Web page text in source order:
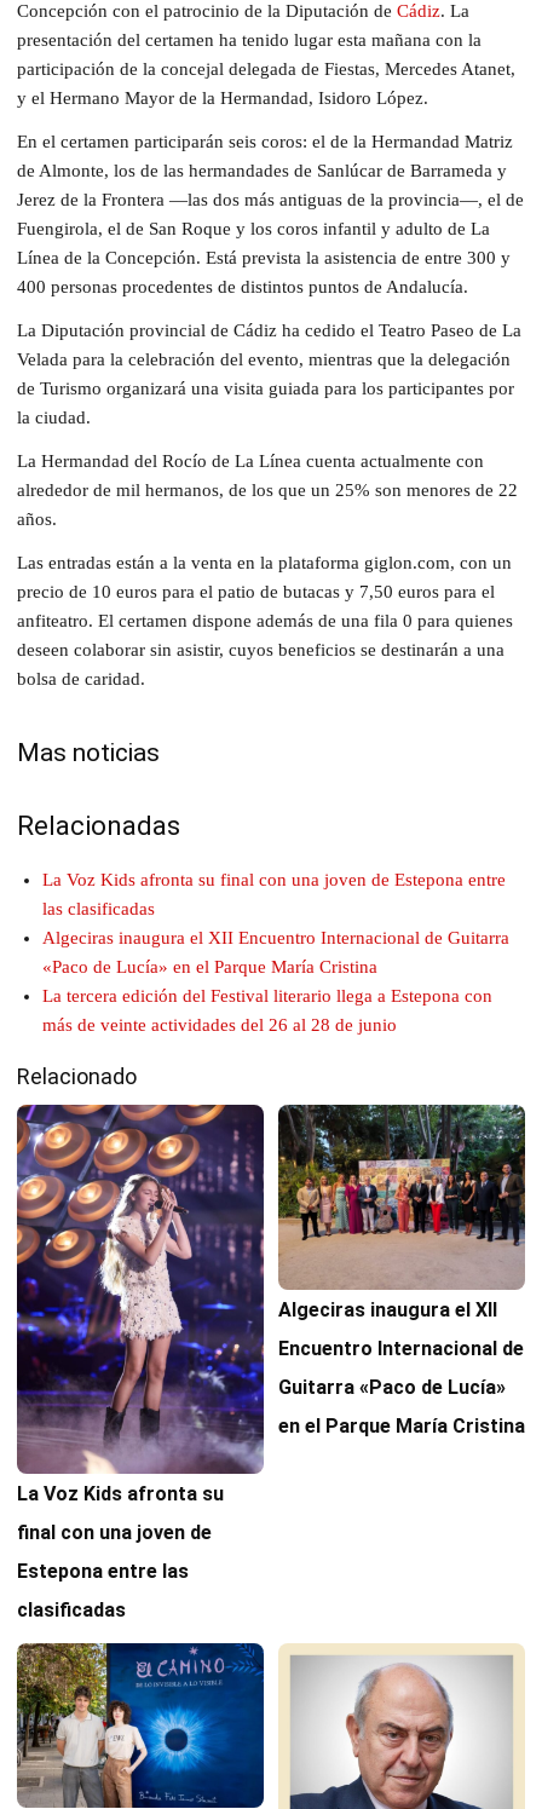
Concepción con el patrocinio de la Diputación de Cádiz. La
presentación del certamen ha tenido lugar esta mañana con la
participación de la concejal delegada de Fiestas, Mercedes Atanet,
y el Hermano Mayor de la Hermandad, Isidoro López.
En el certamen participarán seis coros: el de la Hermandad Matriz
de Almonte, los de las hermandades de Sanlúcar de Barrameda y
Jerez de la Frontera —las dos más antiguas de la provincia—, el de
Fuengirola, el de San Roque y los coros infantil y adulto de La
Línea de la Concepción. Está prevista la asistencia de entre 300 y
400 personas procedentes de distintos puntos de Andalucía.
La Diputación provincial de Cádiz ha cedido el Teatro Paseo de La
Velada para la celebración del evento, mientras que la delegación
de Turismo organizará una visita guiada para los participantes por
la ciudad.
La Hermandad del Rocío de La Línea cuenta actualmente con
alrededor de mil hermanos, de los que un 25% son menores de 22
años.
Las entradas están a la venta en la plataforma giglon.com, con un
precio de 10 euros para el patio de butacas y 7,50 euros para el
anfiteatro. El certamen dispone además de una fila 0 para quienes
deseen colaborar sin asistir, cuyos beneficios se destinarán a una
bolsa de caridad.
Mas noticias
Relacionadas
La Voz Kids afronta su final con una joven de Estepona entre
las clasificadas
Algeciras inaugura el XII Encuentro Internacional de Guitarra
«Paco de Lucía» en el Parque María Cristina
La tercera edición del Festival literario llega a Estepona con
más de veinte actividades del 26 al 28 de junio
Relacionado
La Voz Kids afronta su
final con una joven de
Estepona entre las
clasificadas
Algeciras inaugura el XII
Encuentro Internacional de
Guitarra «Paco de Lucía»
en el Parque María Cristina